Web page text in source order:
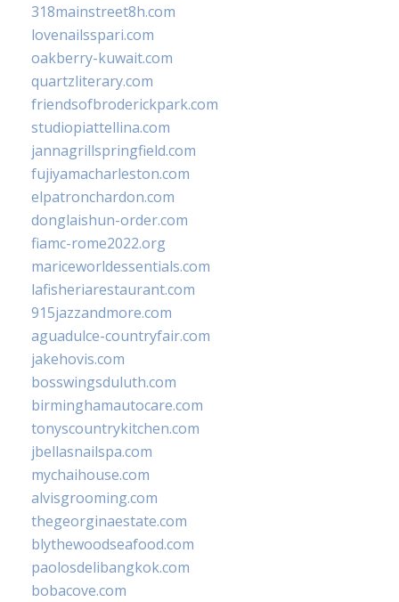
318mainstreet8h.com
lovenailsspari.com
oakberry-kuwait.com
quartzliterary.com
friendsofbroderickpark.com
studiopiattellina.com
jannagrillspringfield.com
fujiyamacharleston.com
elpatronchardon.com
donglaishun-order.com
fiamc-rome2022.org
mariceworldessentials.com
lafisheriarestaurant.com
915jazzandmore.com
aguadulce-countryfair.com
jakehovis.com
bosswingsduluth.com
birminghamautocare.com
tonyscountrykitchen.com
jbellasnailspa.com
mychaihouse.com
alvisgrooming.com
thegeorginaestate.com
blythewoodseafood.com
paolosdelibangkok.com
bobacove.com